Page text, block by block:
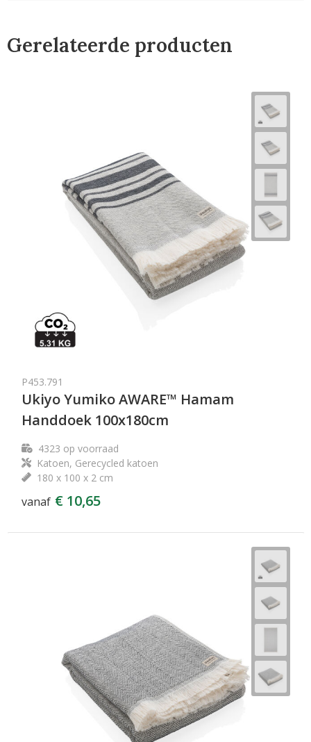
Gerelateerde producten
P453.791
Ukiyo Yumiko AWARE™ Hamam
Handdoek 100x180cm
4323 op voorraad
Katoen, Gerecycled katoen
180 x 100 x 2 cm
vanaf € 10,65